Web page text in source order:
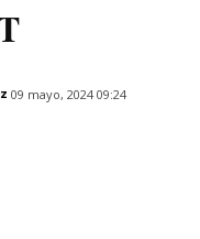
09 mayo, 2024 09:24